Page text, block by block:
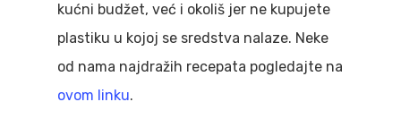
kućni budžet, već i okoliš jer ne kupujete
plastiku u kojoj se sredstva nalaze. Neke
od nama najdražih recepata pogledajte na
ovom linku.